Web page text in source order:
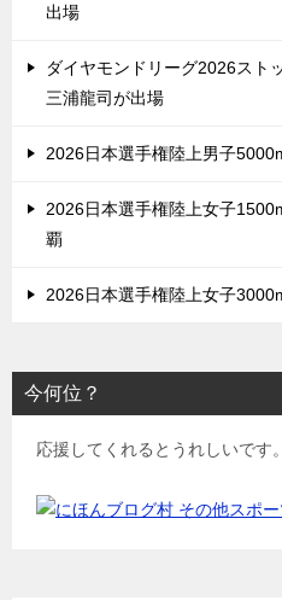
出場
ダイヤモンドリーグ2026スト
三浦龍司が出場
2026日本選手権陸上男子
2026日本選手権陸上女子
覇
2026日本選手権陸上女子
今何位？
応援してくれるとうれしいです